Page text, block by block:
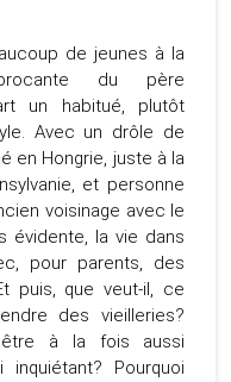
de jeunes à la
du père
un habitué, plutôt
Avec un drôle de
en Hongrie, juste à la
et personne
voisinage avec le
évidente, la vie dans
pour parents, des
puis, que veut-il, ce
des vieilleries?
être à la fois aussi
Pourquoi